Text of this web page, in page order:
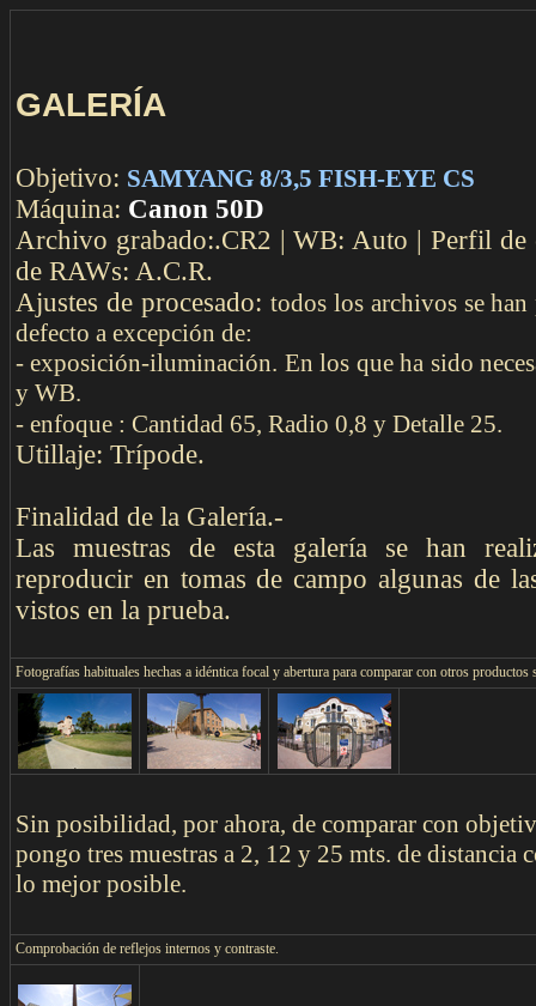
GALERÍA
Objetivo: SAMYANG 8/3,5 FISH-EYE CS
Máquina: Canon 50D
Archivo grabado:.CR2 | WB: Auto | Perfil de
de RAWs: A.C.R.
Ajustes de procesado: todos los archivos se
defecto a excepción de:
- exposición-iluminación. En los que ha sido
y WB.
- enfoque : Cantidad 65, Radio 0,8 y Detalle 25.
Utillaje: Trípode.
Finalidad de la Galería.-
Las muestras de esta galería se han
reproducir en tomas de campo algunas de
vistos en la prueba.
Fotografías habituales hechas a idéntica focal y abertura para comparar con otros productos
Sin posibilidad, por ahora, de comparar con
pongo tres muestras a 2, 12 y 25 mts. de distancia
lo mejor posible.
Comprobación de reflejos internos y contraste.